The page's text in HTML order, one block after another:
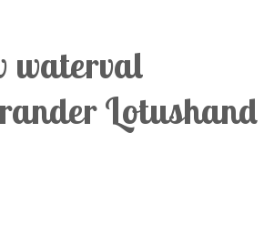
waterval
Lotushand